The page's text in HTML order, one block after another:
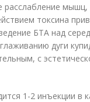
расслабление
токсина
БТА над
дуги
с
1-2 инъекции в